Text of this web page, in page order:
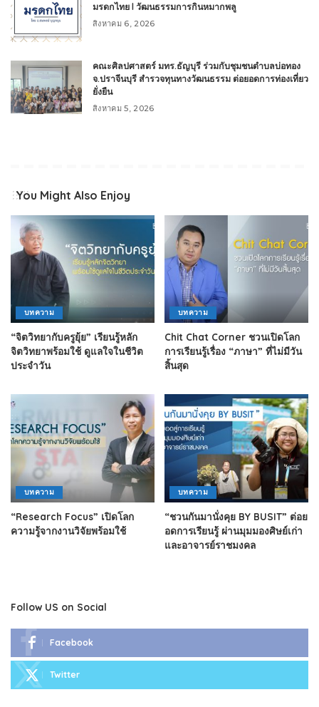
มรดกไทย l วัฒนธรรมการกินหมากพลู
สิงหาคม 6, 2026
คณะศิลปศาสตร์ มทร.ธัญบุรี ร่วมกับชุมชนตำบลบ่อทอง
จ.ปราจีนบุรี สำรวจทุนทางวัฒนธรรม ต่อยอดการท่องเที่ยว
ยั่งยืน
สิงหาคม 5, 2026
You Might Also Enjoy
บทความ
“จิตวิทยากับครูยุ้ย” เรียนรู้หลัก
จิตวิทยาพร้อมใช้ ดูแลใจในชีวิต
ประจำวัน
บทความ
Chit Chat Corner ชวนเปิดโลก
การเรียนรู้เรื่อง “ภาษา” ที่ไม่มีวัน
สิ้นสุด
บทความ
“Research Focus” เปิดโลก
ความรู้จากงานวิจัยพร้อมใช้
บทความ
“ชวนกันมานั่งคุย BY BUSIT” ต่อย
อดการเรียนรู้ ผ่านมุมมองศิษย์เก่า
และอาจารย์ราชมงคล
Follow US on Social
Facebook
Twitter